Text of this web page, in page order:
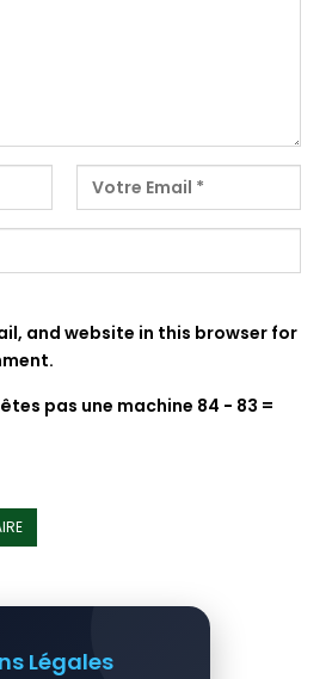
and website in this browser for
pas une machine 84 − 83 =
Légales